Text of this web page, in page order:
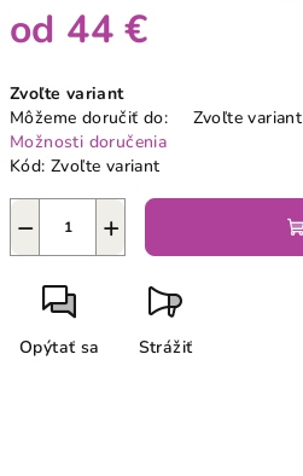
od 44 €
cena:
Zvoľte variant
Môžeme doručiť do:
Zvoľte variant
Možnosti doručenia
Kód: Zvoľte variant
+
−
Opýtať sa Strážiť